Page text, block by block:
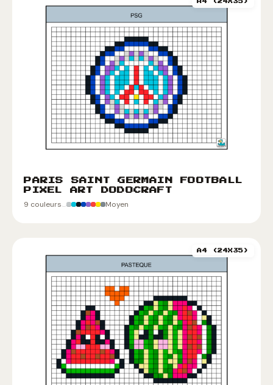
A4 (24X35)
PARIS SAINT GERMAIN FOOTBALL
PIXEL ART DODOCRAFT
9 couleurs Moyen
A4 (24X35)